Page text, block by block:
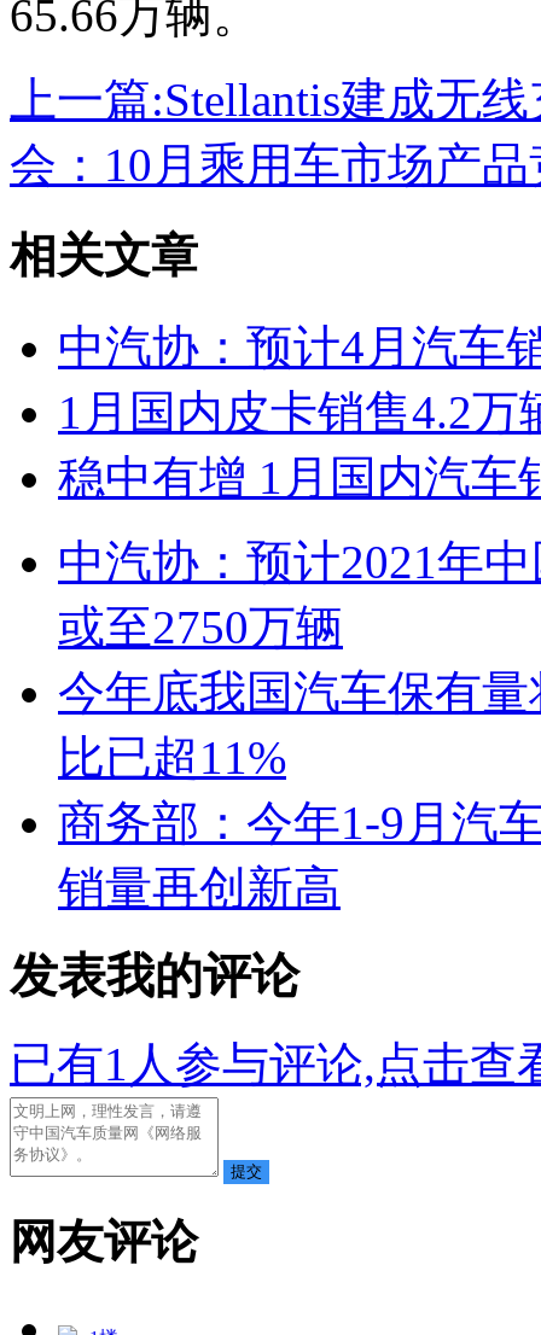
65.66万辆。
上一篇:Stellantis建成无
会：10月乘用车市场产
相关文章
中汽协：预计4月汽车
1月国内皮卡销售4.2万
稳中有增 1月国内汽车
中汽协：预计2021年
或至2750万辆
今年底我国汽车保有
比已超11%
商务部：今年1-9月汽
销量再创新高
发表我的评论
已有1 人参与评论,点击查
网友评论